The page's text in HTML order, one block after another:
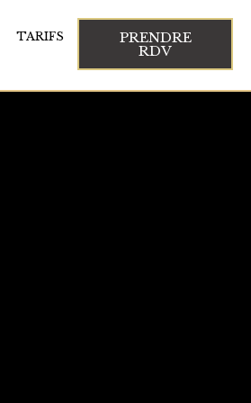
TARIFS PRENDRE
RDV